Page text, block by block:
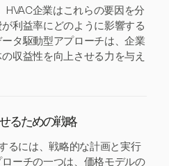
HVAC企業はこれらの要因を分
利益率にどのように影響する
タ駆動型アプローチは、企業
収益性を向上させる力を与え
るための戦略
るには、戦略的な計画と実行
ーチの一つは、価格モデルの